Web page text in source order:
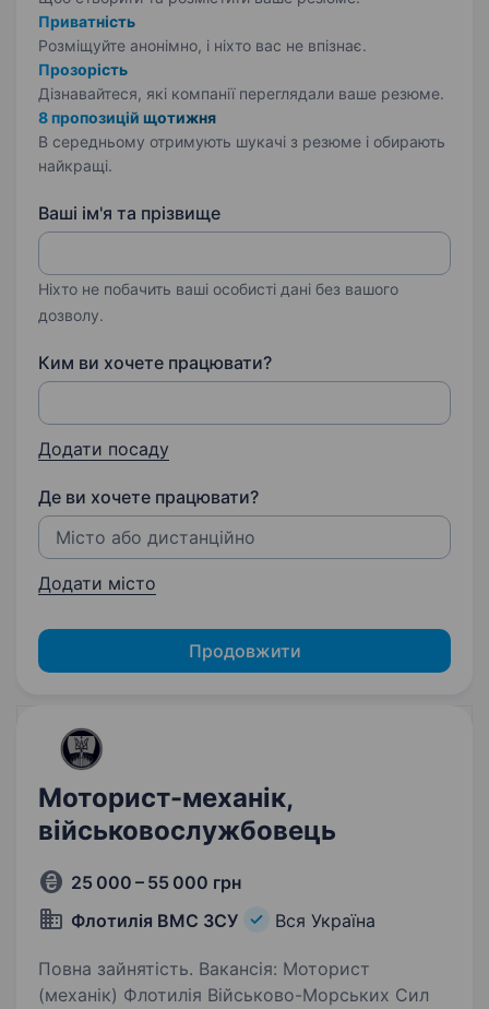
Приватність
Розміщуйте анонімно, і ніхто вас не впізнає.
Прозорість
Дізнавайтеся, які компанії переглядали ваше резюме.
8 пропозицій щотижня
В середньому отримують шукачі з резюме і обирають
найкращі.
Ваші ім'я та прізвище
Ніхто не побачить ваші особисті дані без вашого
дозволу.
Ким ви хочете працювати?
Додати посаду
Де ви хочете працювати?
Додати місто
Продовжити
Моторист-механік,
військовослужбовець
25 000 – 55 000 грн
Флотилія ВМС ЗСУ
Вся Україна
Повна зайнятість. Вакансія: Моторист
(механік) Флотилія Військово-Морських Сил